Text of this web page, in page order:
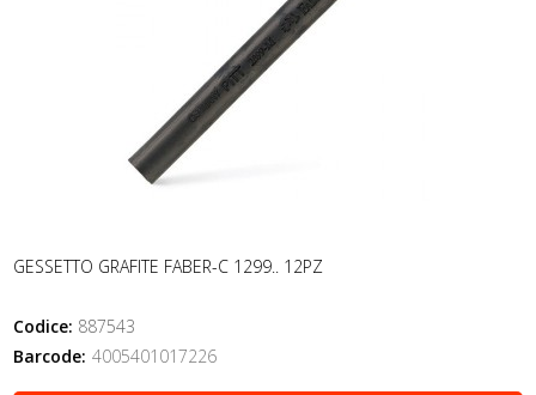
GESSETTO GRAFITE FABER-C 1299.. 12PZ
Codice: 887543
Barcode: 4005401017226